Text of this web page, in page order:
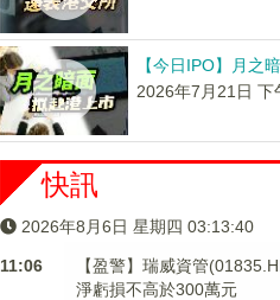
【今日IPO】月之
2026年7月21日 下
快訊
2026年8月6日 星期四 03:13:41
11:06
【盈警】瑞威資管
淨虧損不高於300萬元